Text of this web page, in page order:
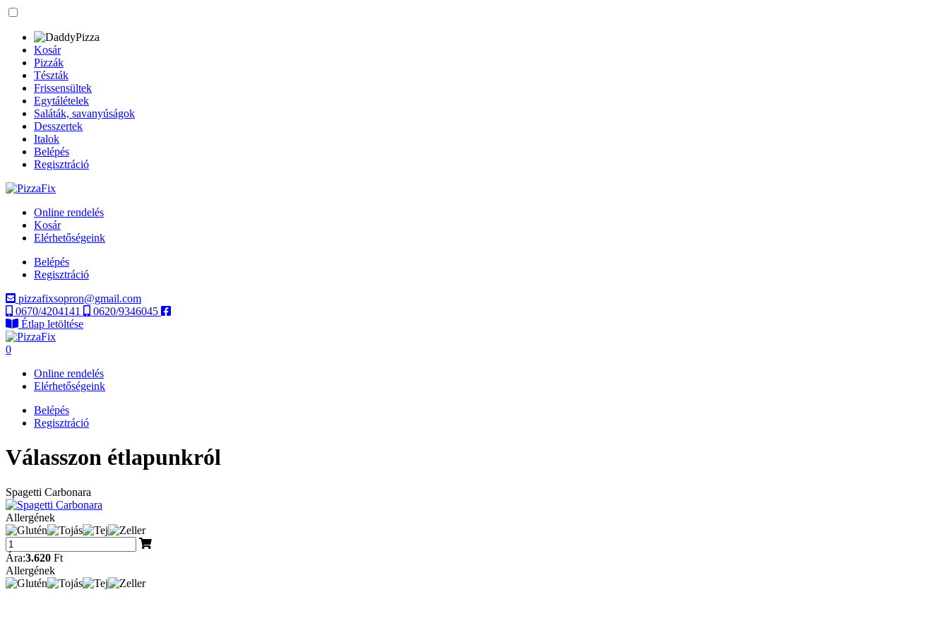
Kosár
Pizzák
Tészták
Frissensültek
Egytálételek
Saláták, savanyúságok
Desszertek
Italok
Belépés
Regisztráció
Online rendelés
Kosár
Elérhetőségeink
Belépés
Regisztráció
pizzafixsopron@gmail.com
0670/4204141
0620/9346045
Étlap letöltése
0
Online rendelés
Elérhetőségeink
Belépés
Regisztráció
Válasszon étlapunkról
Spagetti Carbonara
Allergének
Ára:3.620 Ft
Allergének